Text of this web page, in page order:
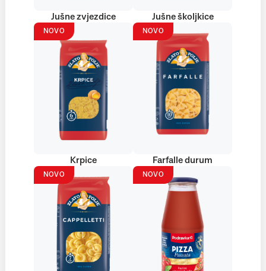
Jušne zvjezdice Jušne školjkice
NOVO
Krpice
NOVO
Farfalle durum
NOVO NOVO